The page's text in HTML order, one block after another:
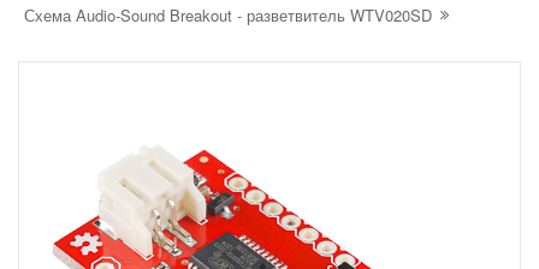
Схема Audio-Sound Breakout - разветвитель WTV020SD